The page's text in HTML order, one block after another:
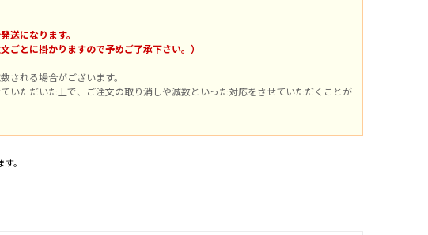
送になります。
ごとに掛かりますので予めご了承下さい。）
れる場合がございます。
いただいた上で、ご注文の取り消しや減数といった対応をさせていただくことが
。